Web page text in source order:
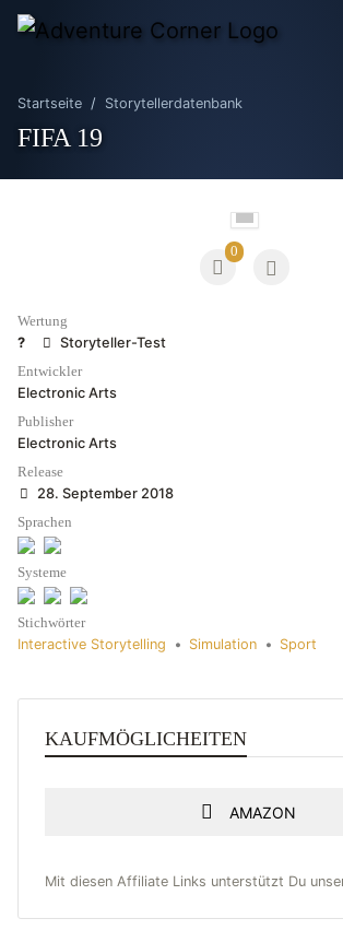
Startseite Storytellerdatenbank
FIFA 19
0
Wertung
? Storyteller-Test
Entwickler
Electronic Arts
Publisher
Electronic Arts
Release
28. September 2018
Sprachen
Systeme
Stichwörter
Interactive Storytelling • Simulation • Sport
KAUFMÖGLICHEITEN
AMAZON
Mit diesen Affiliate Links unterstützt Du